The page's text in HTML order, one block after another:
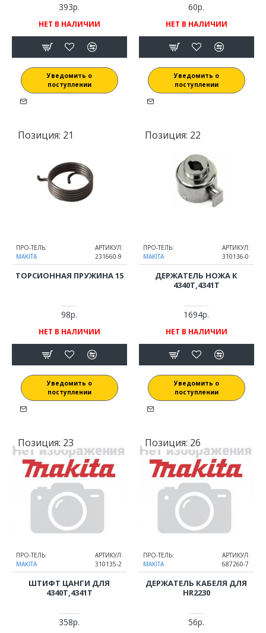
393р.
НЕТ В НАЛИЧИИ
Уведомить о
поступлении
60р.
НЕТ В НАЛИЧИИ
Уведомить о
поступлении
Позиция: 21
ПРО-ТЕЛЬ:
MAKITA
АРТИКУЛ:
231660-9
ТОРСИОННАЯ ПРУЖИНА 15
98р.
НЕТ В НАЛИЧИИ
Уведомить о
поступлении
Позиция: 22
ПРО-ТЕЛЬ:
MAKITA
АРТИКУЛ:
310136-0
ДЕРЖАТЕЛЬ НОЖА К
4340Т,4341Т
1694р.
НЕТ В НАЛИЧИИ
Уведомить о
поступлении
Позиция: 23
ПРО-ТЕЛЬ:
MAKITA
АРТИКУЛ:
310135-2
ШТИФТ ЦАНГИ ДЛЯ
4340T,4341T
358р.
Позиция: 26
ПРО-ТЕЛЬ:
MAKITA
АРТИКУЛ:
687260-7
ДЕРЖАТЕЛЬ КАБЕЛЯ ДЛЯ
HR2230
56р.